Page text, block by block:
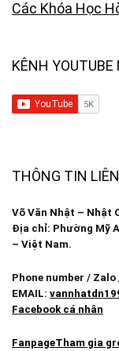
Các Khóa Học
KÊNH YOUTUBE
THÔNG TIN
Võ Văn Nhật – Nhật
Địa chỉ: Phường Mỹ
– Việt Nam.
Phone number /
EMAIL:
Facebook cá nhân
FanpageTham gia